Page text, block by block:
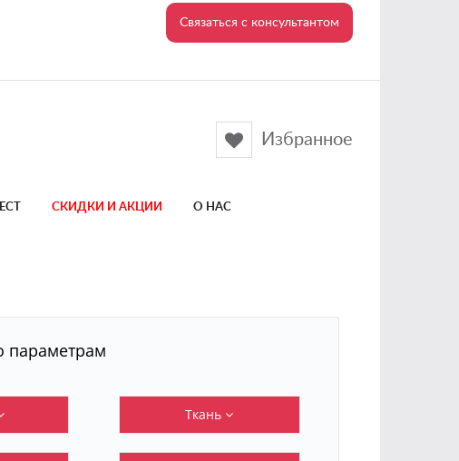
Связаться с консультантом
Избранное
СКИДКИ И АКЦИИ О НАС
параметрам
Ткань